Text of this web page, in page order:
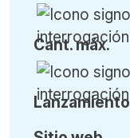
Cant.máx.
Lanzamiento